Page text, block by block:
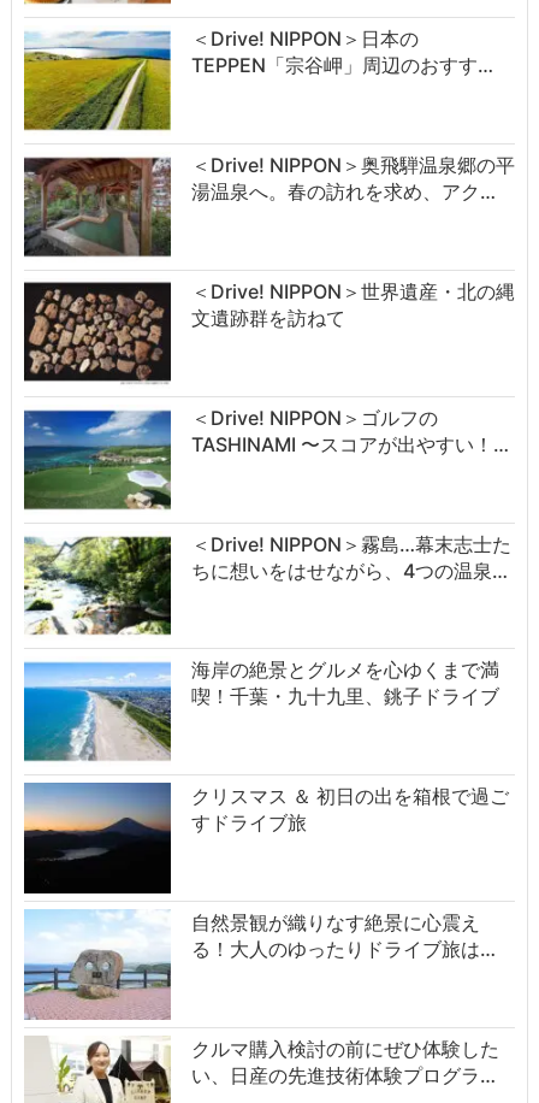
＜Drive! NIPPON＞日本の
TEPPEN「宗谷岬」周辺のおすす…
＜Drive! NIPPON＞奥飛騨温泉郷の平
湯温泉へ。春の訪れを求め、アク…
＜Drive! NIPPON＞世界遺産・北の縄
文遺跡群を訪ねて
＜Drive! NIPPON＞ゴルフの
TASHINAMI 〜スコアが出やすい！…
＜Drive! NIPPON＞霧島…幕末志士た
ちに想いをはせながら、4つの温泉…
海岸の絶景とグルメを心ゆくまで満
喫！千葉・九十九里、銚子ドライブ
クリスマス ＆ 初日の出を箱根で過ご
すドライブ旅
自然景観が織りなす絶景に心震え
る！大人のゆったりドライブ旅は…
クルマ購入検討の前にぜひ体験した
い、日産の先進技術体験プログラ…